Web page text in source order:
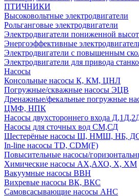
ПТИЧНИКИ
Высоковольтные электродвигатели
Рольганговые электродвигатели
Электродвигатели пониженной
Энергоэффективные
Электродвигатели с повышенным
Электродвигатели для привода
Насосы
Консольные насосы К, КМ, ЦНЛ
Погружные/скважные насосы ЭЦВ
Дренажные/фекальные погружные
ЦМФ, НПК
Насосы двухстороннего входа
Насосы для сточных вод СМ,СД
Шестерёные насосы Ш, НМШ, НБ,
In-line насосы TD, CDM(F)
Повысительные насосы/
Химические насосы АХ,АХО, Х, ХМ
Вакуумные насосы ВВН
Вихревые насосы ВК, ВКС
Самовсасывающие насосы АНС